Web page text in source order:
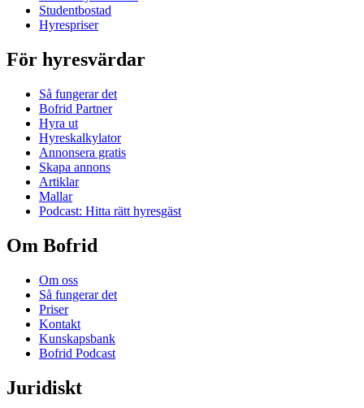
Studentbostad
Hyrespriser
För hyresvärdar
Så fungerar det
Bofrid Partner
Hyra ut
Hyreskalkylator
Annonsera gratis
Skapa annons
Artiklar
Mallar
Podcast: Hitta rätt hyresgäst
Om Bofrid
Om oss
Så fungerar det
Priser
Kontakt
Kunskapsbank
Bofrid Podcast
Juridiskt